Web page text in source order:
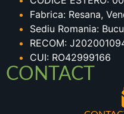
Fabrica: Resana,
Sediu Romania:
RECOM:
CUI: RO42999166
CONTACT